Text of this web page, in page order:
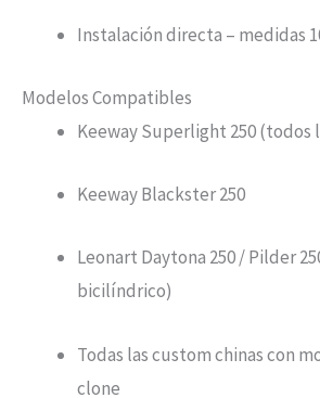
Instalación directa – medidas
Modelos Compatibles
Keeway Superlight 250 (todos
Keeway Blackster 250
Leonart Daytona 250 / Pilder
bicilíndrico)
Todas las custom chinas con
clone